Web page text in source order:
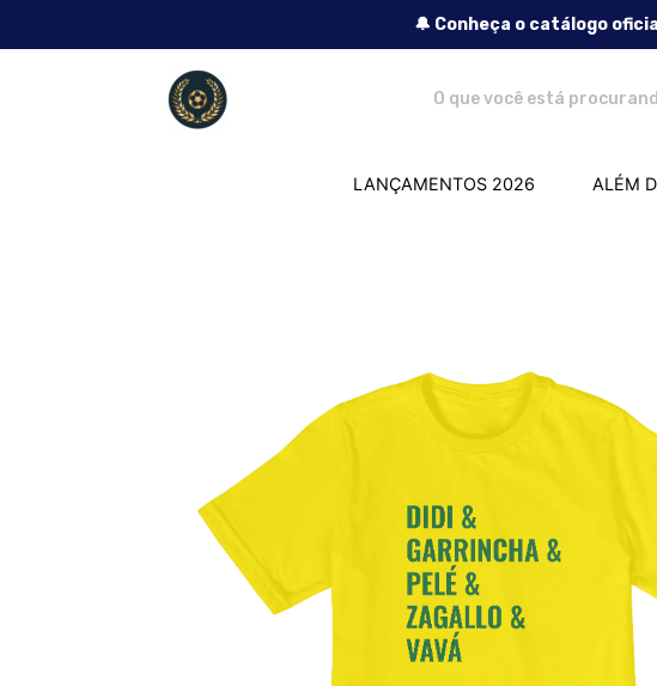
🔔 Conheça o catálogo
LANÇAMENTOS 2026 ALÉM